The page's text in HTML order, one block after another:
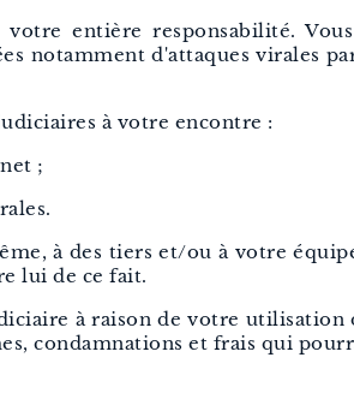
entière responsabilité.
notamment d'attaques virales
à votre encontre :
;
à des tiers et/ou à votre
lui de ce fait.
à raison de votre
condamnations et frais qui